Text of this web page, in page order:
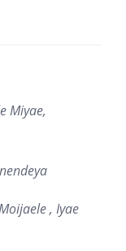
Miyae,
, Iyae